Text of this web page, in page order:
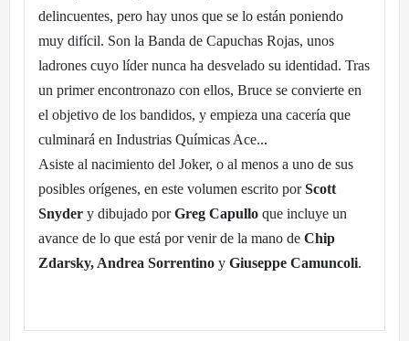
delincuentes, pero hay unos que se lo están poniendo
muy difícil. Son la Banda de Capuchas Rojas, unos
ladrones cuyo líder nunca ha desvelado su identidad. Tras
un primer encontronazo con ellos, Bruce se convierte en
el objetivo de los bandidos, y empieza una cacería que
culminará en Industrias Químicas Ace...
Asiste al nacimiento del Joker, o al menos a uno de sus
posibles orígenes, en este volumen escrito porScott
Snyder y dibujado porGreg Capullo que incluye un
avance de lo que está por venir de la mano de Chip
Zdarsky, Andrea Sorrentino y Giuseppe Camuncoli.